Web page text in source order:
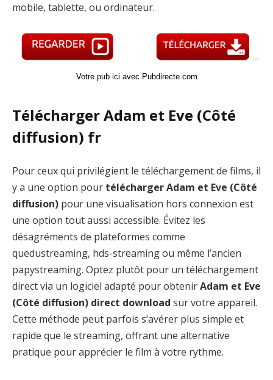
mobile, tablette, ou ordinateur.
Votre pub ici avec Pubdirecte.com
Télécharger Adam et Eve (Côté
diffusion) fr
Pour ceux qui privilégient le téléchargement de films, il
y a une option pour télécharger Adam et Eve (Côté
diffusion) pour une visualisation hors connexion est
une option tout aussi accessible. Évitez les
désagréments de plateformes comme
quedustreaming, hds-streaming ou même l’ancien
papystreaming. Optez plutôt pour un téléchargement
direct via un logiciel adapté pour obtenirAdam et Eve
(Côté diffusion) direct download sur votre appareil.
Cette méthode peut parfois s’avérer plus simple et
rapide que le streaming, offrant une alternative
pratique pour apprécier le film à votre rythme.